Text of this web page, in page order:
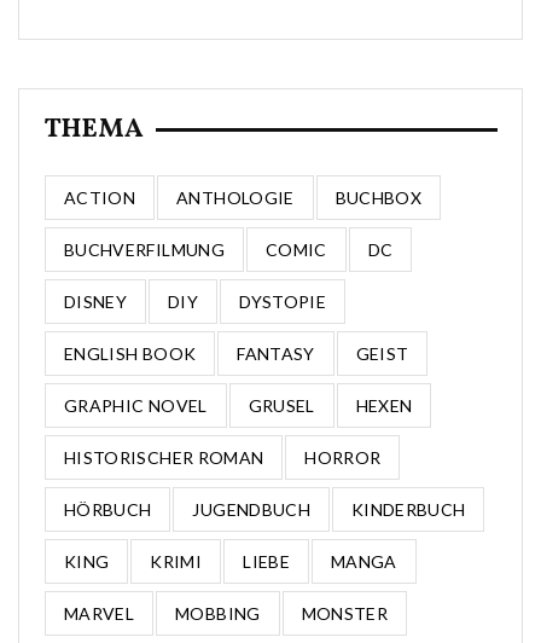
THEMA
ACTION ANTHOLOGIE BUCHBOX
BUCHVERFILMUNG COMIC DC
DISNEY DIY DYSTOPIE
ENGLISH BOOK FANTASY GEIST
GRAPHIC NOVEL GRUSEL HEXEN
HISTORISCHER ROMAN HORROR
HÖRBUCH JUGENDBUCH KINDERBUCH
KING KRIMI LIEBE MANGA
MARVEL MOBBING MONSTER